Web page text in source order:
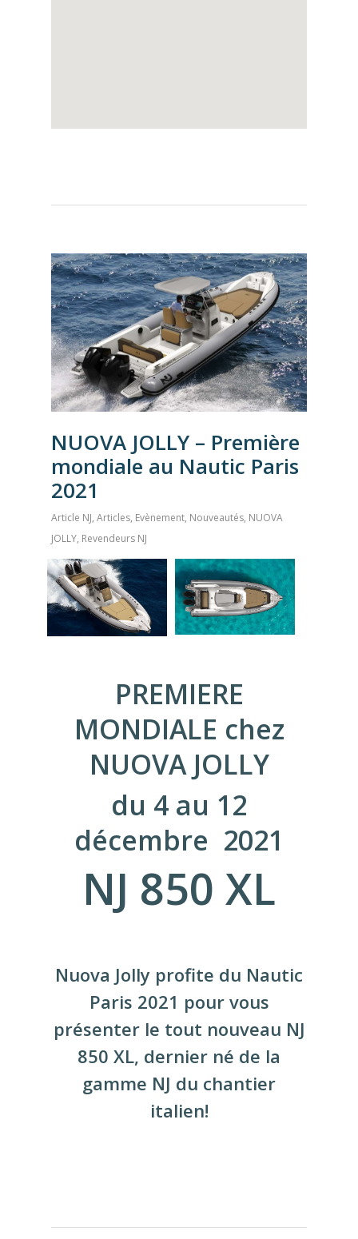
NUOVA JOLLY – Première
mondiale au Nautic Paris
2021
Article NJ, Articles, Evènement, Nouveautés, NUOVA
JOLLY, Revendeurs NJ
PREMIERE
MONDIALE chez
NUOVA JOLLY
du 4 au 12
décembre 2021
NJ 850 XL
Nuova Jolly profite du Nautic
Paris 2021 pour vous
présenter le tout nouveau NJ
850 XL, dernier né de la
gamme NJ du chantier
italien!